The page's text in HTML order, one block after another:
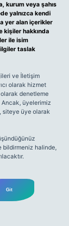
kurum veya şahıs
yalnızca kendi
yer alan içerikler
kişiler hakkında
ile isim
taslak
ve İletişim
olarak hizmet
denetleme
Ancak, üyelerimiz
siteye üye olarak
bildirmeniz halinde,